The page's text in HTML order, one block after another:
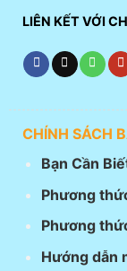
LIÊN KẾT
CHÍNH SÁCH
Bạn Cần
Phương
Phương
Hướng dẫn